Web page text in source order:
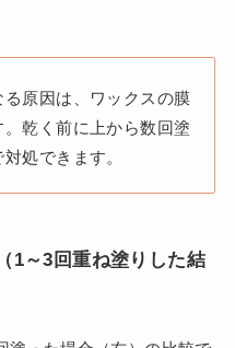
原因は、ワックスの膜
乾く前に上から数回塗
処できます。
1～3回重ね塗りした結